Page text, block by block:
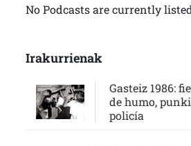
No Podcasts are currently listed
Irakurrienak
Gasteiz 1986:
de humo,
policía